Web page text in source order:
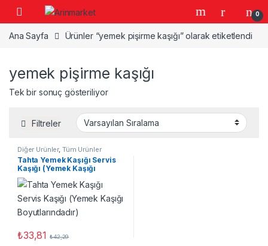
Gezinme geç
İçeriğe geç
0
Ana Sayfa Ürünler “yemek pişirme kaşığı” olarak etiketlendi
yemek pişirme kaşığı
Tek bir sonuç gösteriliyor
Filtreler
Diğer Ürünler, Tüm Ürünler
Tahta Yemek Kaşığı Servis
Kaşığı (Yemek Kaşığı
Boyutlarındadır)
₺33,81 ₺42,29